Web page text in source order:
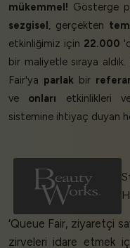
mükemmel! Gösterge
sezgisel, gerçekten
etkinliğimiz için 22.000
bir maliyetle sıraya
Fair'ya parlak bir
ve onları etkinlikleri
sistemine ihtiyaç duyan
‘Queue Fair, ziyaretçi
zirveleri idare etmek